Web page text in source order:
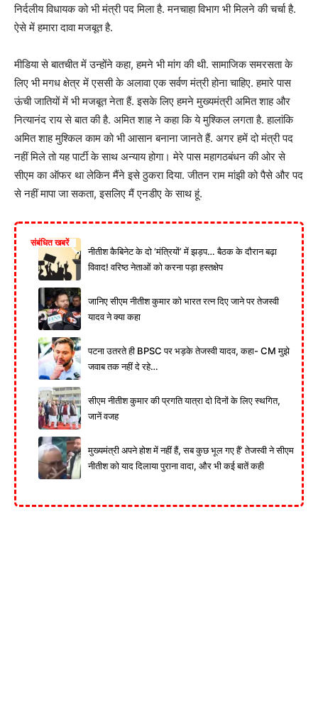
निर्दलीय विधायक को भी मंत्री पद मिला है. मनचाहा विभाग भी मिलने की चर्चा है.
ऐसे में हमारा दावा मजबूत है.
मीडिया से बातचीत में उन्होंने कहा, हमने भी मांग की थी. सामाजिक समरसता के
लिए भी मगध क्षेत्र में एससी के अलावा एक सर्वण मंत्री होना चाहिए. हमारे पास
ऊंची जातियों में भी मजबूत नेता हैं. इसके लिए हमने मुख्यमंत्री अमित शाह और
नित्यानंद राय से बात की है. अमित शाह ने कहा कि ये मुश्किल लगता है. हालांकि
अमित शाह मुश्किल काम को भी आसान बनाना जानते हैं. अगर हमें दो मंत्री पद
नहीं मिले तो यह पार्टी के साथ अन्याय होगा। मेरे पास महागठबंधन की ओर से
सीएम का ऑफर था लेकिन मैंने इसे ठुकरा दिया. जीतन राम मांझी को पैसे और पद
से नहीं मापा जा सकता, इसलिए मैं एनडीए के साथ हूं.
संबंधित खबरें
नीतीश कैबिनेट के दो ‘मंत्रियों’ में झड़प… बैठक के दौरान बढ़ा
विवाद! वरिष्ठ नेताओं को करना पड़ा हस्तक्षेप
जानिए सीएम नीतीश कुमार को भारत रत्न दिए जाने पर तेजस्वी
यादव ने क्या कहा
पटना उतरते ही BPSC पर भड़के तेजस्वी यादव, कहा- CM मुझे
जवाब तक नहीं दे रहे…
सीएम नीतीश कुमार की प्रगति यात्रा दो दिनों के लिए स्थगित,
जानें वजह
मुख्यमंत्री अपने होश में नहीं हैं, सब कुछ भूल गए हैं’ तेजस्वी ने सीएम
नीतीश को याद दिलाया पुराना वादा, और भी कई बातें कही